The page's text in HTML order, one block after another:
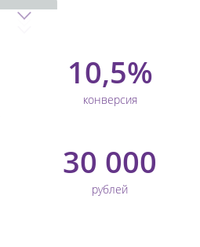
10,5%
конверсия
30 000
рублей